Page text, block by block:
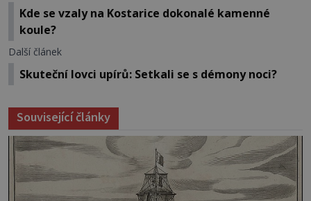
Kde se vzaly na Kostarice dokonalé kamenné
koule?
Další článek
Skuteční lovci upírů: Setkali se s démony noci?
Související články